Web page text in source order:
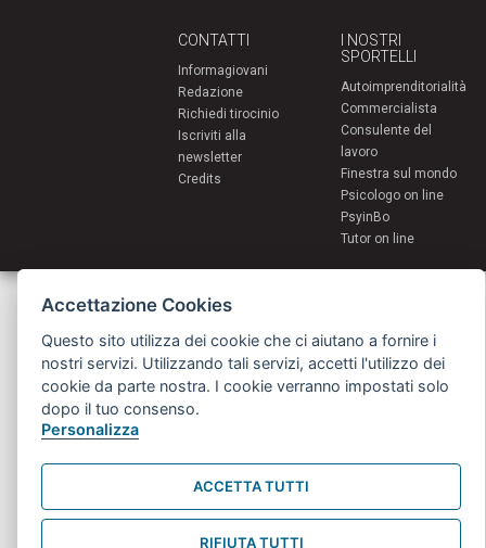
CONTATTI
Informagiovani
Redazione
Richiedi tirocinio
Iscriviti alla
newsletter
Credits
I NOSTRI
SPORTELLI
Autoimprenditorialità
Commercialista
Consulente del
lavoro
Finestra sul mondo
Psicologo on line
PsyinBo
Tutor on line
Comune di Bologna | Piazza Maggiore 6 - 40124 Bologna
Accettazione Cookies
Questo sito utilizza dei cookie che ci aiutano a fornire i
nostri servizi. Utilizzando tali servizi, accetti l'utilizzo dei
cookie da parte nostra. I cookie verranno impostati solo
dopo il tuo consenso.
Personalizza
ACCETTA TUTTI
RIFIUTA TUTTI